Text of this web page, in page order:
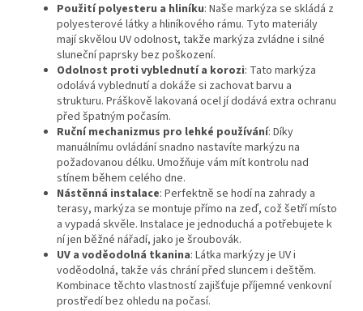
Použití polyesteru a hliníku: Naše markýza se skládá z
polyesterové látky a hliníkového rámu. Tyto materiály
mají skvělou UV odolnost, takže markýza zvládne i silné
sluneční paprsky bez poškození.
Odolnost proti vyblednutí a korozi: Tato markýza
odolává vyblednutí a dokáže si zachovat barvu a
strukturu. Práškově lakovaná ocel jí dodává extra ochranu
před špatným počasím.
Ruční mechanizmus pro lehké používání: Díky
manuálnímu ovládání snadno nastavíte markýzu na
požadovanou délku. Umožňuje vám mít kontrolu nad
stínem během celého dne.
Nástěnná instalace: Perfektně se hodí na zahrady a
terasy, markýza se montuje přímo na zeď, což šetří místo
a vypadá skvěle. Instalace je jednoduchá a potřebujete k
ní jen běžné nářadí, jako je šroubovák.
UV a voděodolná tkanina: Látka markýzy je UV i
voděodolná, takže vás chrání před sluncem i deštěm.
Kombinace těchto vlastností zajišťuje příjemné venkovní
prostředí bez ohledu na počasí.